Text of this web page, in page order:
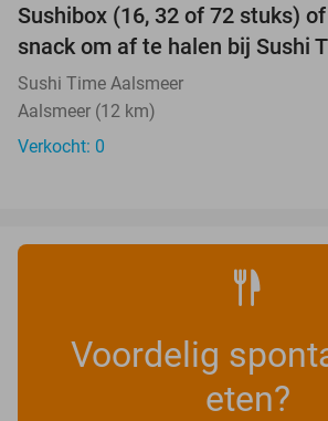
TODAY
Sushibox (16, 32 of 72 stuks)
snack om af te halen bij Sushi
Sushi Time Aalsmeer
Aalsmeer (12 km)
Verkocht: 0
Voordelig
eten?